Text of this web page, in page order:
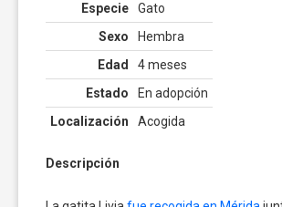
Especie
Gato
Sexo
Hembra
Edad
4 meses
Estado
En adopción
Localización
Acogida
Descripción